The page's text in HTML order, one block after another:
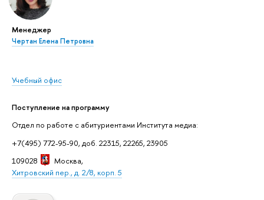
Менеджер
Чертан Елена Петровна
Учебный офис
Поступление на программу
Отдел по работе с абитуриентами Института медиа:
+7(495) 772-95-90, доб. 22315, 22265, 23905
109028
Москва,
Хитровский пер., д. 2/8, корп. 5